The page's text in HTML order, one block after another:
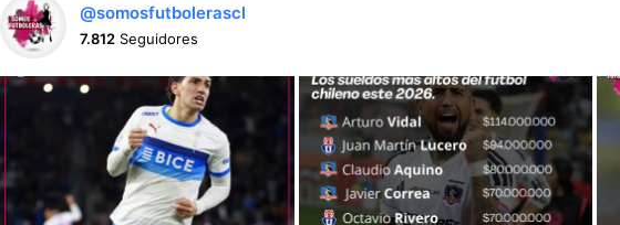
@somosfutbolerascl
7.812 Seguidores